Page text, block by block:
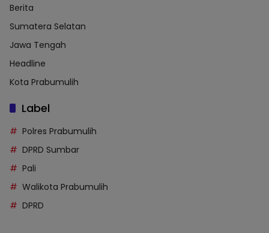
Berita
Sumatera Selatan
Jawa Tengah
Headline
Kota Prabumulih
Label
Polres Prabumulih
DPRD Sumbar
Pali
Walikota Prabumulih
DPRD